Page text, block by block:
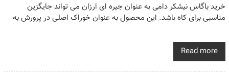
خرید باگاس نیشکر دامی به عنوان جیره ای ارزان می تواند جایگزین
مناسبی برای کاه باشد. این محصول به عنوان خوراک اصلی در پرورش به
Read more